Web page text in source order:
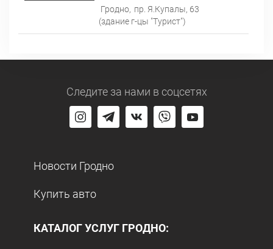
Гродно, пр. Я.Купалы, 63
(здание г-цы "Турист")
Следите за нами в соцсетях
Новости Гродно
Купить авто
КАТАЛОГ УСЛУГ ГРОДНО: